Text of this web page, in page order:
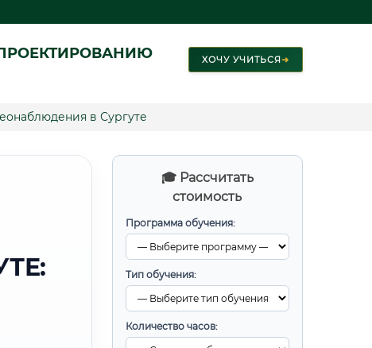
ХОЧУ УЧИТЬСЯ➜
в Сургуте
🎓 Рассчитать
стоимость
Программа обучения:
Тип обучения:
Количество часов: